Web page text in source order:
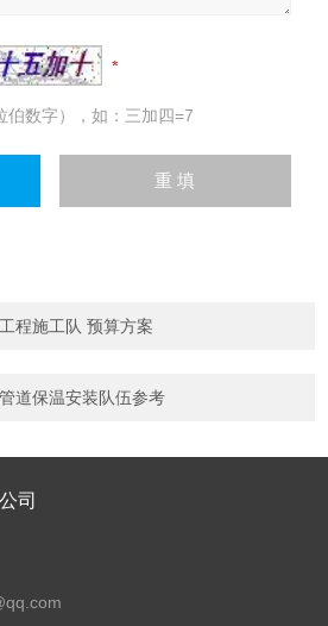
伯数字），如：三加四=7
程施工队 预算方案
道保温安装队伍参考
司